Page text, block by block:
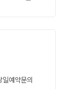
예약문의